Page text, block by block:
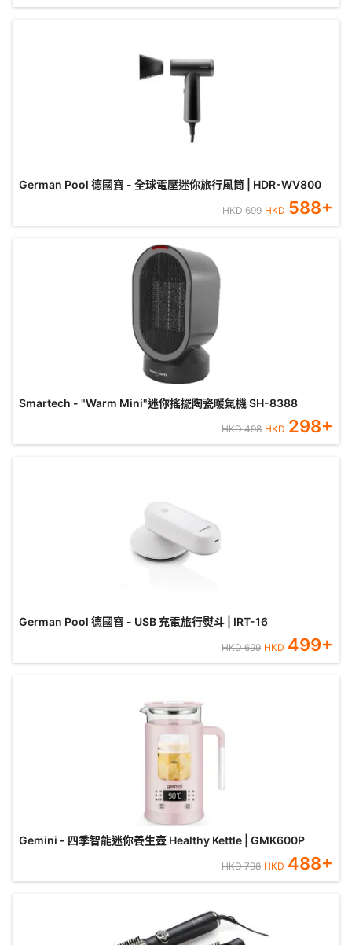
German Pool 德國寶 - 全球電壓迷你旅行風筒 | HDR-WV800
HKD699 HKD 588+
Smartech - "Warm Mini"迷你搖擺陶瓷暖氣機 SH-8388
HKD498 HKD 298+
German Pool 德國寶 - USB 充電旅行熨斗 | IRT-16
HKD699 HKD 499+
Gemini - 四季智能迷你養生壺 Healthy Kettle | GMK600P
HKD798 HKD 488+